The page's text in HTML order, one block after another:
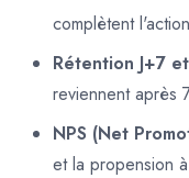
complètent
Rétention J+7
reviennent après
NPS (Net
et la propension